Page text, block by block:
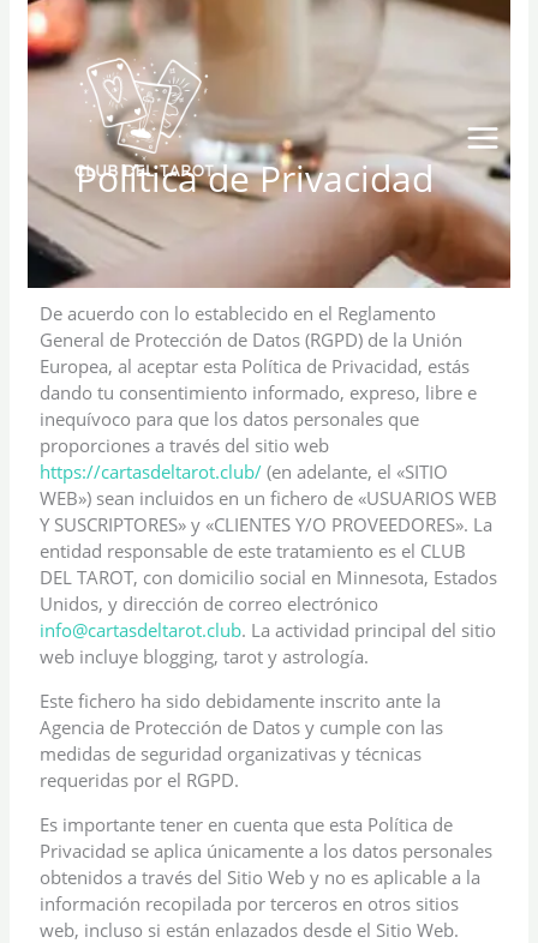
contenido
Política de Privacidad
De acuerdo con lo establecido en el Reglamento
General de Protección de Datos (RGPD) de la Unión
Europea, al aceptar esta Política de Privacidad, estás
dando tu consentimiento informado, expreso, libre e
inequívoco para que los datos personales que
proporciones a través del sitio web
https://cartasdeltarot.club/ (en adelante, el «SITIO
WEB») sean incluidos en un fichero de «USUARIOS WEB
Y SUSCRIPTORES» y «CLIENTES Y/O PROVEEDORES». La
entidad responsable de este tratamiento es el CLUB
DEL TAROT, con domicilio social en Minnesota, Estados
Unidos, y dirección de correo electrónico
info@cartasdeltarot.club. La actividad principal del sitio
web incluye blogging, tarot y astrología.
Este fichero ha sido debidamente inscrito ante la
Agencia de Protección de Datos y cumple con las
medidas de seguridad organizativas y técnicas
requeridas por el RGPD.
Es importante tener en cuenta que esta Política de
Privacidad se aplica únicamente a los datos personales
obtenidos a través del Sitio Web y no es aplicable a la
información recopilada por terceros en otros sitios
web, incluso si están enlazados desde el Sitio Web.